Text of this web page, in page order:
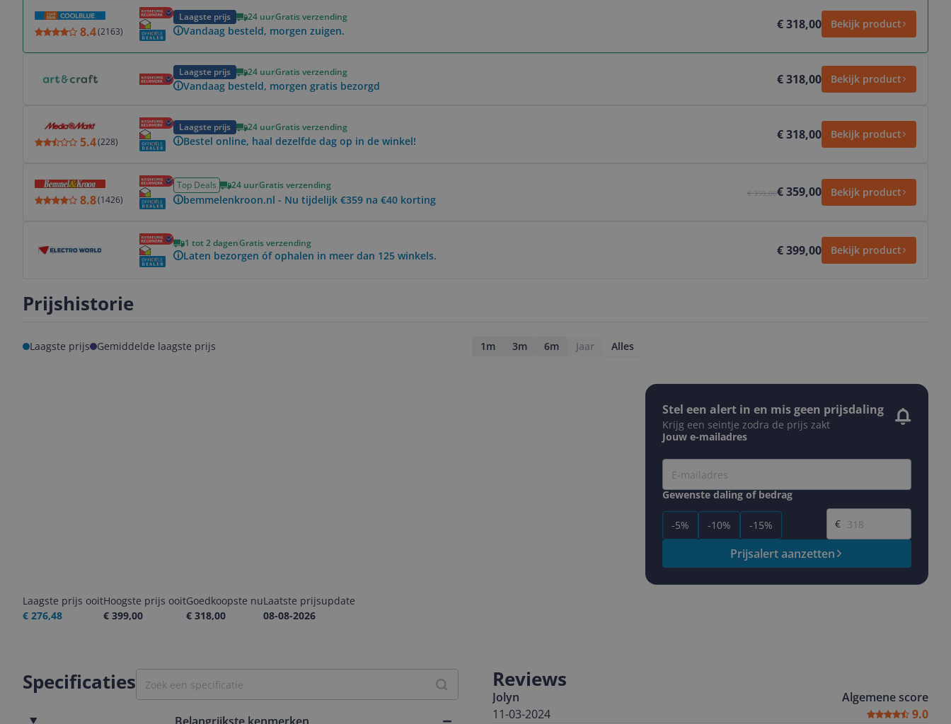
8.4(2163)
Laagste prijs 24 uurGratis verzending
Vandaag besteld, morgen zuigen. € 318,00 Bekijk product
Laagste prijs 24 uurGratis verzending
Vandaag besteld, morgen gratis bezorgd € 318,00 Bekijk product
5.4(228)
Laagste prijs 24 uurGratis verzending
Bestel online, haal dezelfde dag op in de winkel! € 318,00 Bekijk product
8.8(1426)
Top Deals 24 uurGratis verzending
bemmelenkroon.nl - Nu tijdelijk €359 na €40 korting € 399,00€ 359,00 Bekijk product
1 tot 2 dagenGratis verzending
Laten bezorgen óf ophalen in meer dan 125 winkels. € 399,00 Bekijk product
Prijshistorie
Laagste prijs Gemiddelde laagste prijs 1m 3m 6m Jaar Alles
Laagste prijs ooit
€ 276,48
Hoogste prijs ooit
€ 399,00
Goedkoopste nu
€ 318,00
Laatste prijsupdate
08-08-2026
Stel een alert in en mis geen prijsdaling
Krijg een seintje zodra de prijs zakt
Jouw e-mailadres
Gewenste daling of bedrag
-5% -10% -15%
Gewenste prijs
€
Prijsalert aanzetten
Specificaties
Belangrijkste kenmerken
Reviews
Jolyn
11-03-2024
Algemene score
9.0